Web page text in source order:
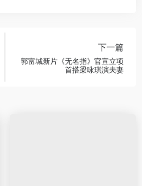
下一篇
郭富城新片《无名指》官宣立项
首搭梁咏琪演夫妻